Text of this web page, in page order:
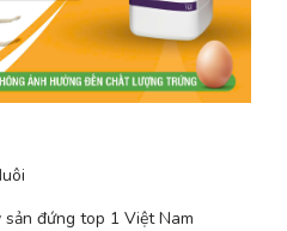
đứng top 1 Việt Nam